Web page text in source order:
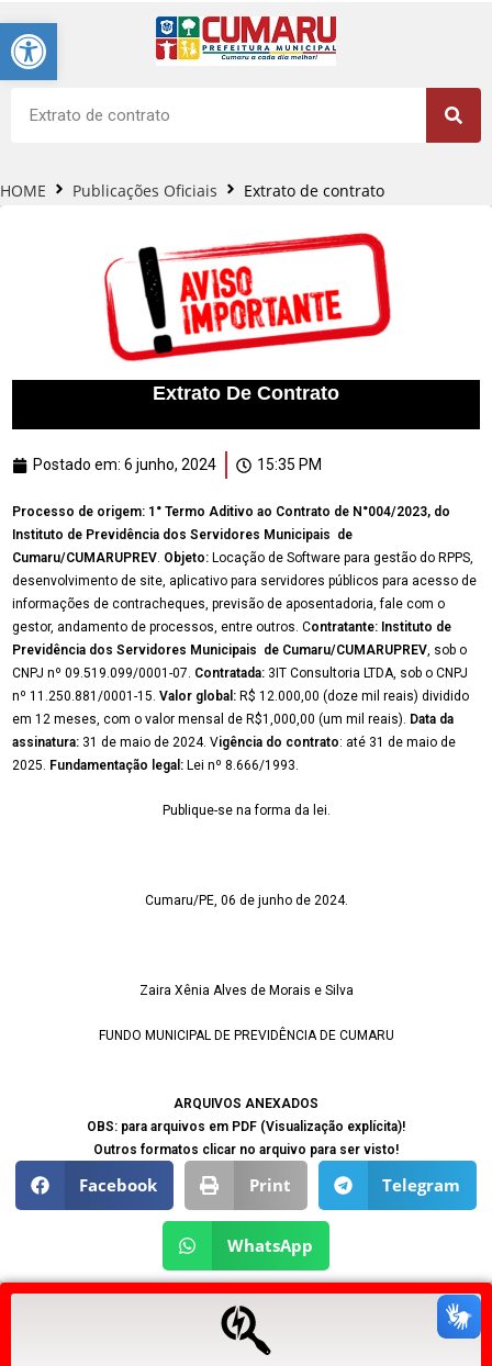
Barra de Ferramentas Aberta
HOME Publicações Oficiais Extrato de contrato
Extrato De Contrato
Postado em: 6 junho, 2024 15:35 PM
Processo de origem: 1° Termo Aditivo ao Contrato de N°004/2023, do
Instituto de Previdência dos Servidores Municipais de
Cumaru/CUMARUPREV. Objeto: Locação de Software para gestão do RPPS,
desenvolvimento de site, aplicativo para servidores públicos para acesso de
informações de contracheques, previsão de aposentadoria, fale com o
gestor, andamento de processos, entre outros. Contratante: Instituto de
Previdência dos Servidores Municipais de Cumaru/CUMARUPREV, sob o
CNPJ nº 09.519.099/0001-07. Contratada: 3IT Consultoria LTDA, sob o CNPJ
nº 11.250.881/0001-15. Valor global: R$ 12.000,00 (doze mil reais) dividido
em 12 meses, com o valor mensal de R$1,000,00 (um mil reais). Data da
assinatura: 31 de maio de 2024. Vigência do contrato: até 31 de maio de
2025. Fundamentação legal: Lei nº 8.666/1993.
Publique-se na forma da lei.
Cumaru/PE, 06 de junho de 2024.
Zaira Xênia Alves de Morais e Silva
FUNDO MUNICIPAL DE PREVIDÊNCIA DE CUMARU
ARQUIVOS ANEXADOS
OBS: para arquivos em PDF (Visualização explícita)!
Outros formatos clicar no arquivo para ser visto!
Facebook Print Telegram
WhatsApp